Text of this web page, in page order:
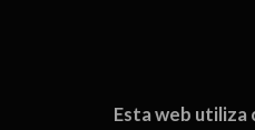
Esta web utiliza